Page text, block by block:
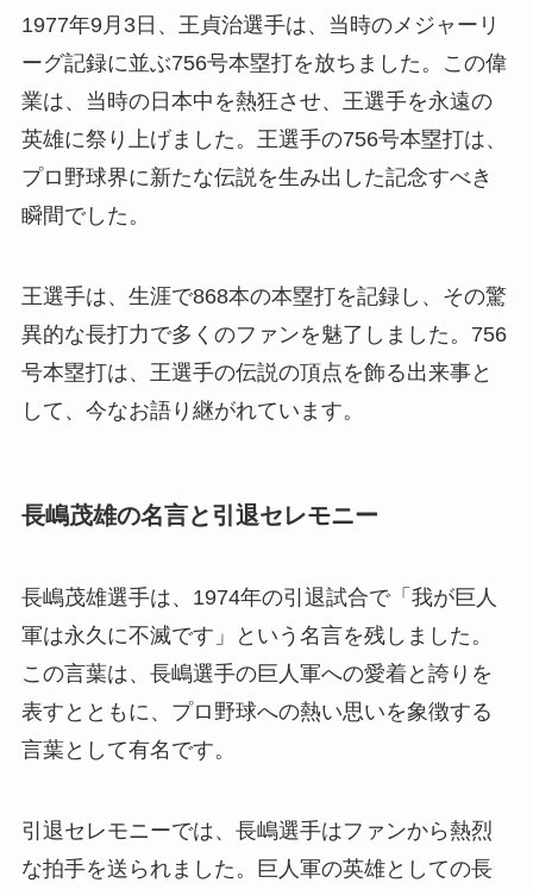
1977年9月3日、王貞治選手は、当時のメジャーリ
ーグ記録に並ぶ756号本塁打を放ちました。この偉
業は、当時の日本中を熱狂させ、王選手を永遠の
英雄に祭り上げました。王選手の756号本塁打は、
プロ野球界に新たな伝説を生み出した記念すべき
瞬間でした。
王選手は、生涯で868本の本塁打を記録し、その驚
異的な長打力で多くのファンを魅了しました。756
号本塁打は、王選手の伝説の頂点を飾る出来事と
して、今なお語り継がれています。
長嶋茂雄の名言と引退セレモニー
長嶋茂雄選手は、1974年の引退試合で「我が巨人
軍は永久に不滅です」という名言を残しました。
この言葉は、長嶋選手の巨人軍への愛着と誇りを
表すとともに、プロ野球への熱い思いを象徴する
言葉として有名です。
引退セレモニーでは、長嶋選手はファンから熱烈
な拍手を送られました。巨人軍の英雄としての長